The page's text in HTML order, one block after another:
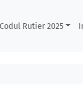
Codul Rutier 2025